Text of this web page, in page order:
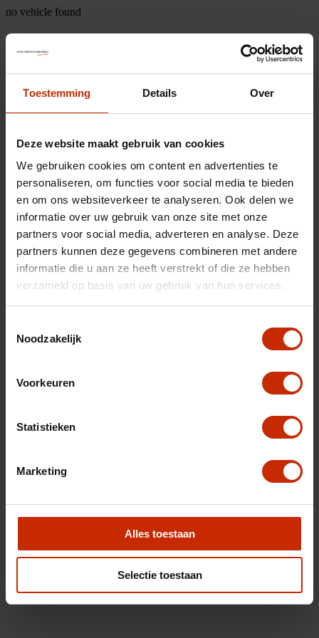
Toestemming Details Over
Deze website maakt gebruik van cookies
We gebruiken cookies om content en advertenties te
personaliseren, om functies voor social media te bieden
en om ons websiteverkeer te analyseren. Ook delen we
informatie over uw gebruik van onze site met onze
partners voor social media, adverteren en analyse. Deze
partners kunnen deze gegevens combineren met andere
informatie die u aan ze heeft verstrekt of die ze hebben
verzameld op basis van uw gebruik van hun services.
Noodzakelijk
Voorkeuren
Statistieken
Marketing
Alles toestaan
Selectie toestaan
no vehicle found